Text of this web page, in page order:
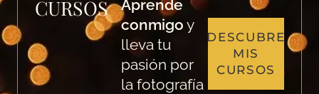
CURSOS
Aprende
conmigo y
lleva tu
pasión por
la fotografía
DESCUBRE
MIS
CURSOS